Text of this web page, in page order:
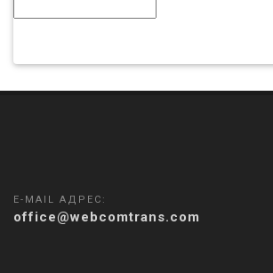
E-MAIL АДРЕС:
office@webcomtrans.com